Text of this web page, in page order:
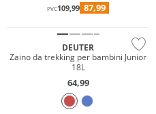
PVC109,99 87,99
DEUTER
Zaino da trekking per bambini Junior
18L
64,99